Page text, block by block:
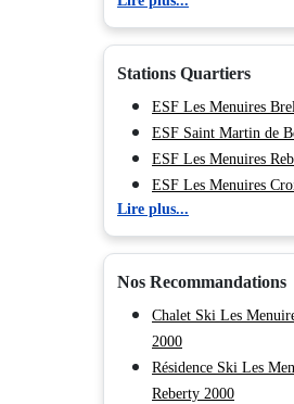
ESF Chamrousse
ESF Saint Jean d'Arves
ESF Valfréjus
ESF Albiez Montrond
ESF Les Carroz
ESF La Toussuire
ESF Valmeinier
ESF Brides les Bains
ESF Sainte Foy en
ESF Combloux
ESF Vaujany
ESF Bourg Saint
ESF Pralognan la
Stations Quartiers
ESF Les Menuires
ESF Saint Martin de
ESF Les Menuires
ESF Les Menuires
ESF Les Menuires
ESF Les Menuires
Lire plus...
Nos Recommandations
Chalet Ski Les
2000
Résidence Ski Les
Reberty 2000